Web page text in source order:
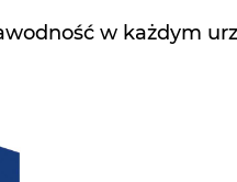
w każdym